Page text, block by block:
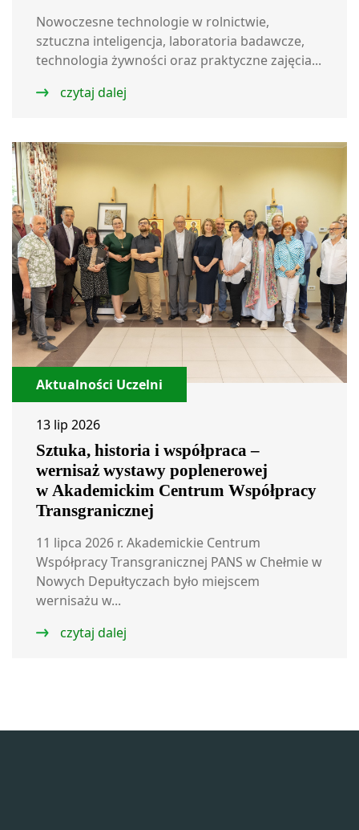
Nowoczesne technologie w rolnictwie,
sztuczna inteligencja, laboratoria badawcze,
technologia żywności oraz praktyczne zajęcia...
czytaj dalej
Aktualności Uczelni
13 lip 2026
Sztuka, historia i współpraca –
wernisaż wystawy poplenerowej
w Akademickim Centrum Współpracy
Transgranicznej
11 lipca 2026 r. Akademickie Centrum
Współpracy Transgranicznej PANS w Chełmie w
Nowych Depułtyczach było miejscem
wernisażu w...
czytaj dalej